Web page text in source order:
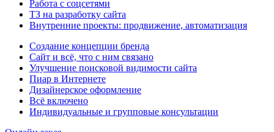
Работа с соцсетями
ТЗ на разработку сайта
Внутренние проекты: продвижение, автоматизация
Создание концепции бренда
Сайт и всё, что с ним связано
Улучшение поисковой видимости сайта
Пиар в Интернете
Дизайнерское оформление
Всё включено
Индивидуальные и групповые консультации